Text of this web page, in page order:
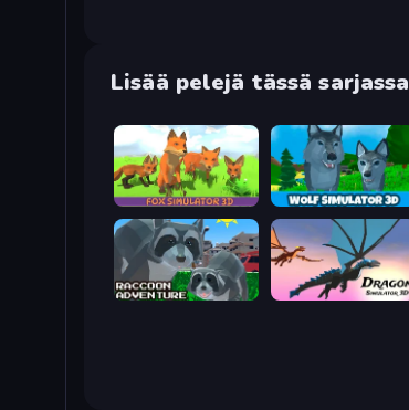
Lisää pelejä tässä sarjassa
Fox Simulator 3D Wolf Simulator: Wild Animals 3D
Raccoon Adventure: City Simulator 3D Dragon Simulator 3D